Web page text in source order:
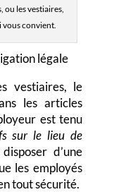
ou les vestiaires,
convient.
légale
vestiaires, le
les articles
est tenu
sur le lieu de
d’une
les employés
tout sécurité.